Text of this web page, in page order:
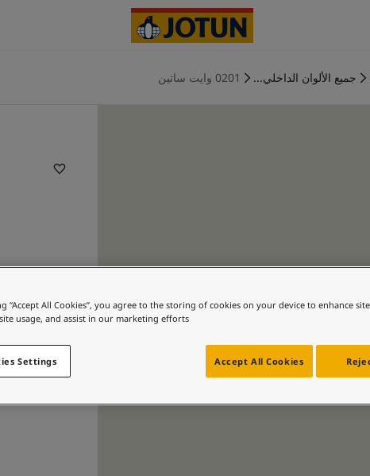
جميع الألوان الداخلي... 0201 وايت ساتين
“Accept All Cookies”, you agree to the storing of cookies on your device to enhance
usage, and assist in our marketing efforts.
Accept All Cookies
Settings